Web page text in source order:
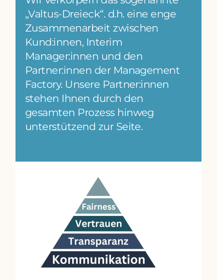
„Valtus-Dreieck“. d.h. eine enge
Zusammenarbeit zwischen
Kund:innen, Interim
Manager:innen und den
Partner:innen der Management
Factory. Unsere Partner:innen
stehen Ihnen durch den
gesamten Prozess hinweg
unterstützend zur Seite.